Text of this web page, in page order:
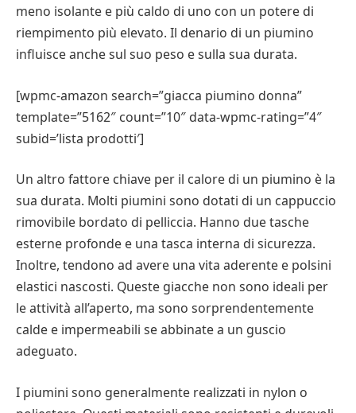
meno isolante e più caldo di uno con un potere di
riempimento più elevato. Il denario di un piumino
influisce anche sul suo peso e sulla sua durata.
[wpmc-amazon search=”giacca piumino donna”
template=”5162″ count=”10″ data-wpmc-rating=”4″
subid=’lista prodotti′]
Un altro fattore chiave per il calore di un piumino è la
sua durata. Molti piumini sono dotati di un cappuccio
rimovibile bordato di pelliccia. Hanno due tasche
esterne profonde e una tasca interna di sicurezza.
Inoltre, tendono ad avere una vita aderente e polsini
elastici nascosti. Queste giacche non sono ideali per
le attività all’aperto, ma sono sorprendentemente
calde e impermeabili se abbinate a un guscio
adeguato.
I piumini sono generalmente realizzati in nylon o